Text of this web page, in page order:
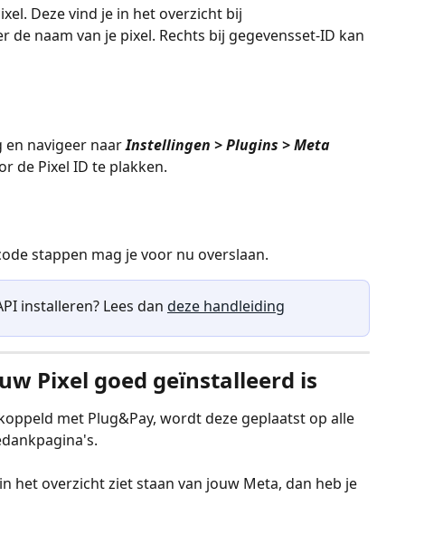
Deze vind je in het overzicht bij
de naam van je pixel. Rechts bij gegevensset-ID kan
en navigeer naar Instellingen > Plugins > Meta
de Pixel ID te plakken.
stappen mag je voor nu overslaan.
installeren? Lees dan deze handleiding
Pixel goed geïnstalleerd is
met Plug&Pay, wordt deze geplaatst op alle
het overzicht ziet staan van jouw Meta, dan heb je